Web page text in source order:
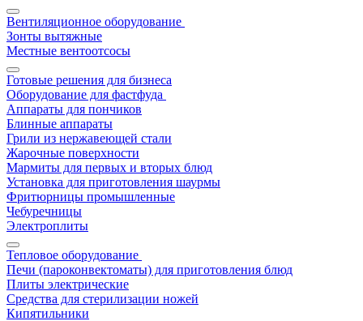
Вентиляционное оборудование
Зонты вытяжные
Местные вентоотсосы
Готовые решения для бизнеса
Оборудование для фастфуда
Аппараты для пончиков
Блинные аппараты
Грили из нержавеющей стали
Жарочные поверхности
Мармиты для первых и вторых блюд
Установка для приготовления шаурмы
Фритюрницы промышленные
Чебуречницы
Электроплиты
Тепловое оборудование
Печи (пароконвектоматы) для приготовления блюд
Плиты электрические
Средства для стерилизации ножей
Кипятильники